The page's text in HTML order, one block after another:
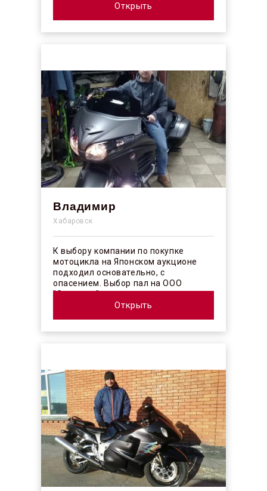
Открыть
Владимир
Хабаровск
К выбору компании по покупке
мотоцикла на Японском аукционе
подходил основательно, с
опасением. Выбор пал на ООО
"Синергос" после изучения отзывов в
Открыть